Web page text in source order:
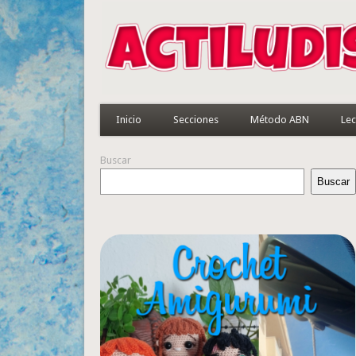
Inicio Secciones Método ABN
Buscar
Buscar